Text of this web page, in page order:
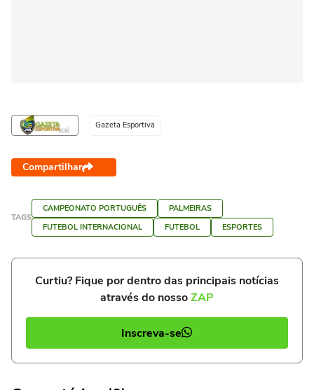
Gazeta Esportiva
Compartilhar
TAGS
CAMPEONATO PORTUGUÊS
PALMEIRAS
FUTEBOL INTERNACIONAL
FUTEBOL ESPORTES
Curtiu? Fique por dentro das principais notícias
através do nossoZAP
Inscreva-se